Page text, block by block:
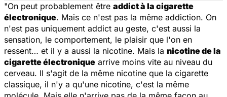
"On peut probablement être addict à la cigarette
électronique. Mais ce n'est pas la même addiction. On
n'est pas uniquement addict au geste, c'est aussi la
sensation, le comportement, le plaisir que l'on en
ressent… et il y a aussi la nicotine. Mais la nicotine de la
cigarette électronique arrive moins vite au niveau du
cerveau. Il s'agit de la même nicotine que la cigarette
classique, il n'y a qu'une nicotine, c'est la même